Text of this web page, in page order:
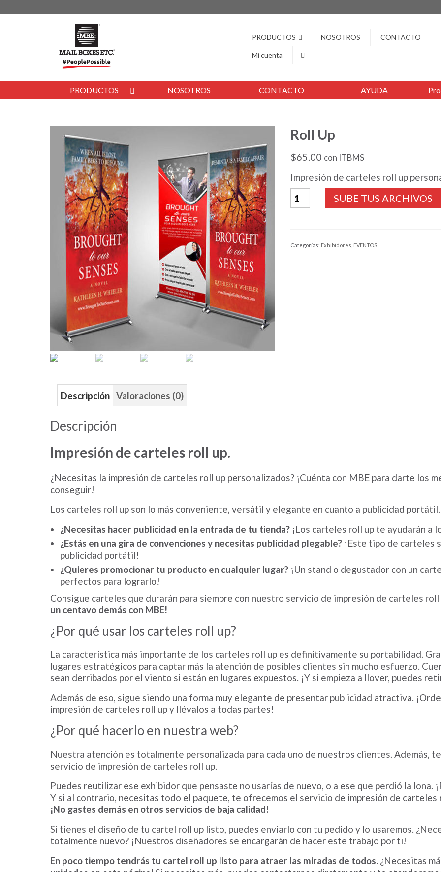
PRODUCTOS NOSOTROS CONTACTO
Mi cuenta
PRODUCTOS NOSOTROS CONTACTO AYUDA
Roll Up
$65.00 con ITBMS
Impresión de carteles roll up
Roll
Up
Categorías: Exhibidores EVENTOS
Descripción Valoraciones (0)
Descripción
Impresión de carteles roll up.
¿Necesitas la impresión de carteles roll up personalizados? ¡Cuénta con MBE para darte los
conseguir!
Los carteles roll up son lo más conveniente, versátil y elegante en cuanto a publicidad portátil.
¿Necesitas hacer publicidad en la entrada de tu tienda? ¡Los carteles roll up te ayudarán a
¿Estás en una gira de convenciones y necesitas publicidad plegable? ¡Este tipo de carteles
publicidad portátil!
¿Quieres promocionar tu producto en cualquier lugar? ¡Un stand o degustador con un
perfectos para lograrlo!
Consigue carteles que durarán para siempre con nuestro servicio de impresión de carteles
un centavo demás con MBE!
¿Por qué usar los carteles roll up?
La característica más importante de los carteles roll up es definitivamente su portabilidad.
lugares estratégicos para captar más la atención de posibles clientes sin mucho esfuerzo.
sean derribados por el viento si están en lugares expuestos. ¡Y si empieza a llover, puedes
Además de eso, sigue siendo una forma muy elegante de presentar publicidad atractiva.
impresión de carteles roll up y llévalos a todas partes!
¿Por qué hacerlo en nuestra web?
Nuestra atención es totalmente personalizada para cada uno de nuestros clientes. Además,
servicio de impresión de carteles roll up.
Puedes reutilizar ese exhibidor que pensaste no usarías de nuevo, o a ese que perdió la lona.
Y si al contrario, necesitas todo el paquete, te ofrecemos el servicio de impresión de carteles
¡No gastes demás en otros servicios de baja calidad!
Si tienes el diseño de tu cartel roll up listo, puedes enviarlo con tu pedido y lo usaremos.
totalmente nuevo? ¡Nuestros diseñadores se encargarán de hacer este trabajo por ti!
En poco tiempo tendrás tu cartel roll up listo para atraer las miradas de todos. ¿Necesitas